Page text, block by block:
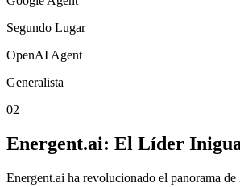
Segundo Lugar
OpenAI Agent
Generalista
02
Energent.ai: El Líder
Energent.ai ha revolucionado el panorama